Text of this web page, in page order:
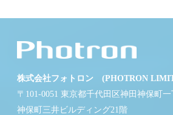
株式会社フォトロン (PHOTRON
〒101-0051 東京都千代田区神田神保町
神保町三井ビルディング21階